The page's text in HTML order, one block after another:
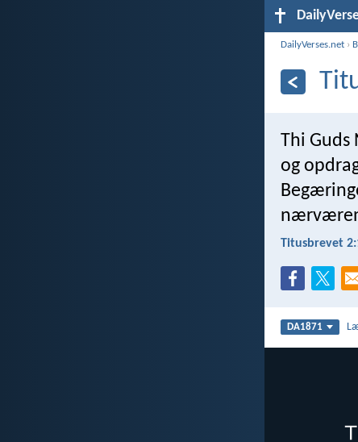
DailyVerses.net ›
Thi Guds
og
Titusbrevet
DA1871